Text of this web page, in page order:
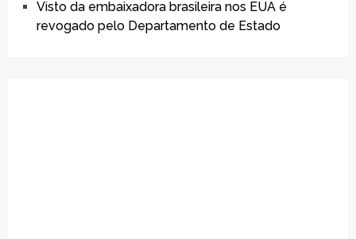
Visto da embaixadora brasileira nos EUA é
revogado pelo Departamento de Estado